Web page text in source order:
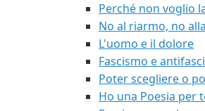
Perché non voglio
No al riarmo, no
L'uomo e il dolore
Fascismo e
Poter scegliere o
Ho una Poesia per